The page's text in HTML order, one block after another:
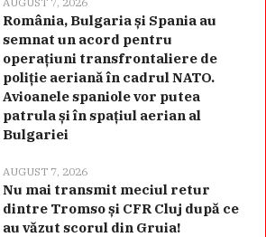
România, Bulgaria și Spania au
semnat un acord pentru
operațiuni transfrontaliere de
poliție aeriană în cadrul NATO.
Avioanele spaniole vor putea
patrula și în spațiul aerian al
Bulgariei
AUGUST 7, 2026
Nu mai transmit meciul retur
dintre Tromso și CFR Cluj după ce
au văzut scorul din Gruia!